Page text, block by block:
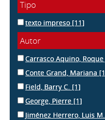
Tipo
texto impreso [11]
Autor
Carrasco Aquino, Roque
Conte Grand, Mariana
Field, Barry C. [1]
George, Pierre [1]
Jiménez Herrero, Luis M.